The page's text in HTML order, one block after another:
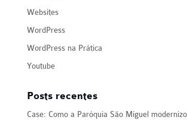
Websites
WordPress
WordPress na Prática
Youtube
Posts recentes
Case: Como a Paróquia São Miguel